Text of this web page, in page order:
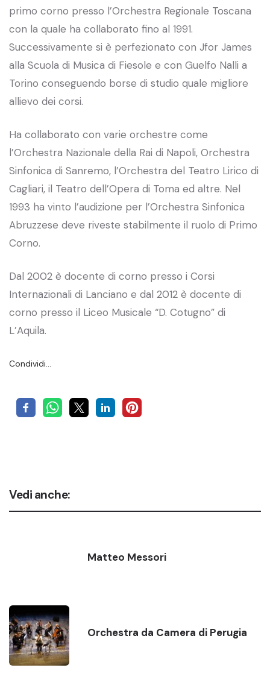
primo corno presso l’Orchestra Regionale Toscana
con la quale ha collaborato fino al 1991.
Successivamente si è perfezionato con Jfor James
alla Scuola di Musica di Fiesole e con Guelfo Nalli a
Torino conseguendo borse di studio quale migliore
allievo dei corsi.
Ha collaborato con varie orchestre come
l’Orchestra Nazionale della Rai di Napoli, Orchestra
Sinfonica di Sanremo, l’Orchestra del Teatro Lirico di
Cagliari, il Teatro dell’Opera di Toma ed altre. Nel
1993 ha vinto l’audizione per l’Orchestra Sinfonica
Abruzzese deve riveste stabilmente il ruolo di Primo
Corno.
Dal 2002 è docente di corno presso i Corsi
Internazionali di Lanciano e dal 2012 è docente di
corno presso il Liceo Musicale “D. Cotugno” di
L’Aquila.
Condividi…
Vedi anche:
Matteo Messori
Orchestra da Camera di Perugia